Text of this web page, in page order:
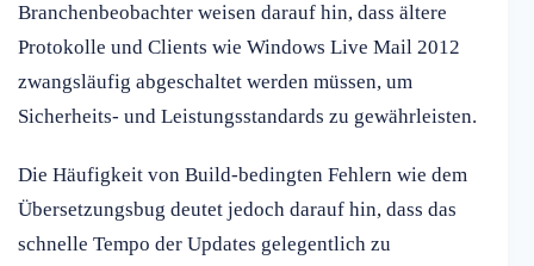
Branchenbeobachter weisen darauf hin, dass ältere
Protokolle und Clients wie Windows Live Mail 2012
zwangsläufig abgeschaltet werden müssen, um
Sicherheits- und Leistungsstandards zu gewährleisten.
Die Häufigkeit von Build-bedingten Fehlern wie dem
Übersetzungsbug deutet jedoch darauf hin, dass das
schnelle Tempo der Updates gelegentlich zu